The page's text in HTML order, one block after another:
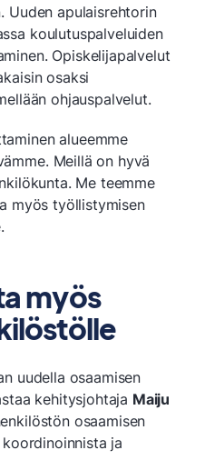
Uuden apulaisrehtorin
koulutuspalveluiden
Opiskelijapalvelut
osaksi
ohjauspalvelut.
alueemme
Meillä on hyvä
Me teemme
myös työllistymisen
myös
uudella osaamisen
kehitysjohtaja Maiju
osaamisen
ja